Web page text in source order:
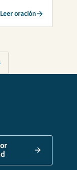
Leer oración